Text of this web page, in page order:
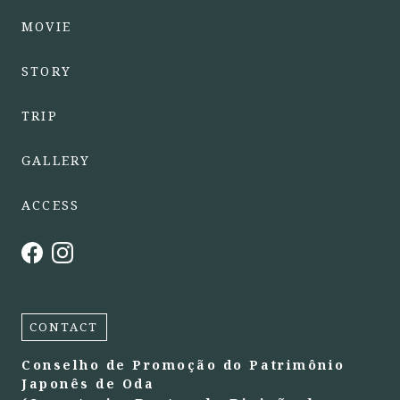
MOVIE
STORY
TRIP
GALLERY
ACCESS
CONTACT
Conselho de Promoção do Patrimônio
Japonês de Oda